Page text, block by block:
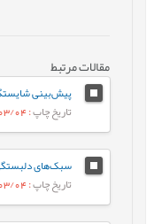
مقالات مرتبط
تاریخ چاپ: 1405/03/04
تاریخ چاپ: 1405/03/04